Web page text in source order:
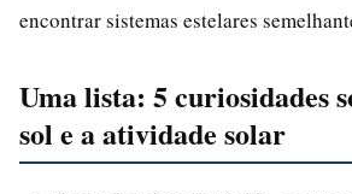
encontrar sistemas estelares
Uma lista: 5 curiosidades
sol e a atividade solar